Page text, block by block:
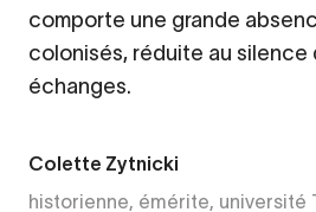
comporte une grande
colonisés, réduite au silence
échanges.
Colette Zytnicki
historienne, émérite, université